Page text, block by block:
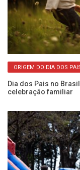
ORIGEM DO DIA DOS
Dia dos Pais no
celebração familiar